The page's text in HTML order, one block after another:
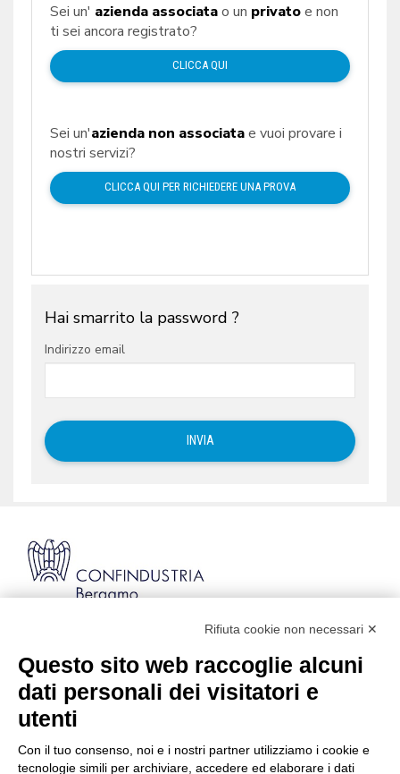
Sei un' azienda associatao un privatoe non
ti sei ancora registrato?
CLICCA QUI
Sei un'azienda non associatae vuoi provare i
nostri servizi?
CLICCA QUI PER RICHIEDERE UNA PROVA
Hai smarrito la password ?
Indirizzo email
Codice Fiscale: 80021750163 | PEC:
info@pec.confindustriabergamo.it
CONFINDUSTRIA BERGAMO
Rifiuta cookie non necessari ✕
Questo sito web raccoglie alcuni
dati personali dei visitatori e
utenti
Con il tuo consenso, noi e i nostri partner utilizziamo i cookie e
tecnologie simili per archiviare, accedere ed elaborare i dati